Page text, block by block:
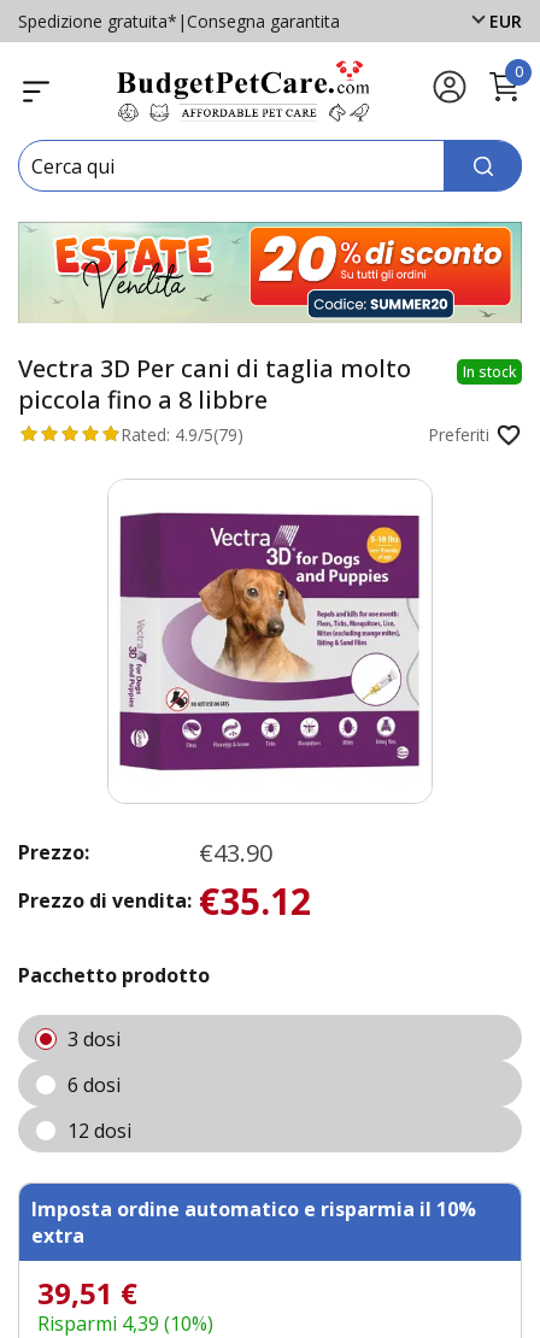
Spedizione gratuita* |Consegna garantita EUR
0
Vectra 3D Per cani di taglia molto
piccola fino a 8 libbre
In stock
Rated: 4.9/5(79) Preferiti
Prezzo: €43.90
Prezzo di vendita: €35.12
Pacchetto prodotto
3 dosi
6 dosi
12 dosi
Imposta ordine automatico e risparmia il 10%
extra
39,51 €
Risparmi 4,39 (10%)